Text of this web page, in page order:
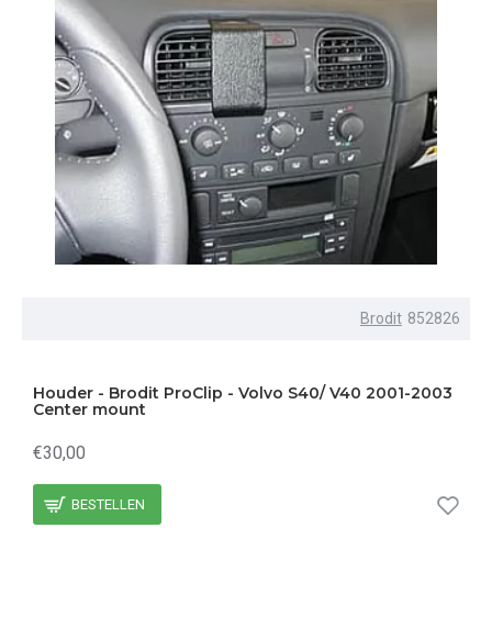
Brodit 852826
Houder - Brodit ProClip - Volvo S40/ V40 2001-2003
Center mount
€30,00
BESTELLEN